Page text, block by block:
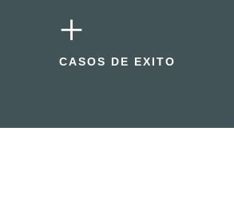
+
CASOS DE EXITO